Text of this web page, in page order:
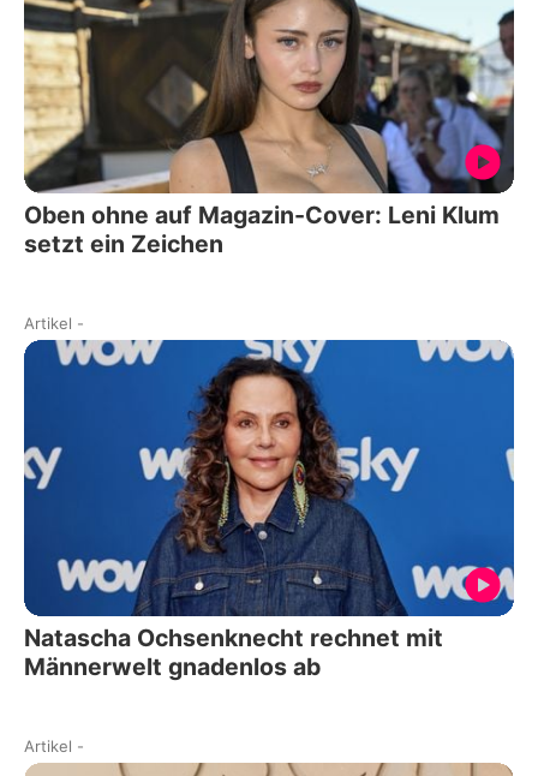
Oben ohne auf Magazin-Cover: Leni Klum
setzt ein Zeichen
Artikel -
Natascha Ochsenknecht rechnet mit
Männerwelt gnadenlos ab
Artikel -